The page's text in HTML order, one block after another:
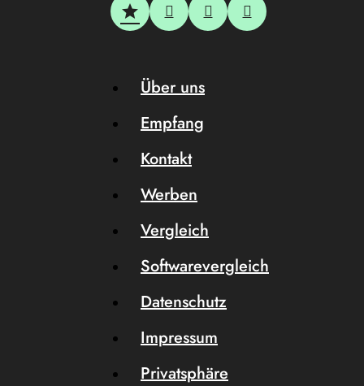
Über uns
Empfang
Kontakt
Werben
Vergleich
Softwarevergleich
Datenschutz
Impressum
Privatsphäre